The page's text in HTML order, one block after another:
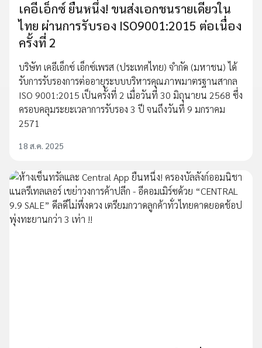
เคอีเอ็กซ์ ยืนหนึ่ง! ขนส่งเอกชนรายเดียวใน
ไทย ผ่านการรับรอง ISO9001:2015 ต่อเนื่อง
ครั้งที่ 2
บริษัท เคอีเอ็กซ์ เอ็กซ์เพรส (ประเทศไทย) จำกัด (มหาชน) ได้
รับการรับรองการต่ออายุระบบบริหารคุณภาพมาตรฐานสากล
ISO 9001:2015 เป็นครั้งที่ 2 เมื่อวันที่ 30 มิถุนายน 2568 ซึ่ง
ครอบคลุมระยะเวลาการรับรอง 3 ปี จนถึงวันที่ 9 มกราคม
2571
18 ส.ค. 2025